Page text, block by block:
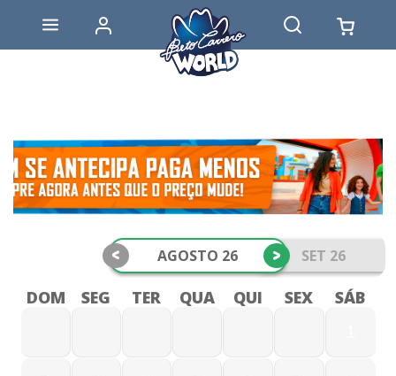
AGOSTO 26 SET 26
< >
DOM SEG TER QUA QUI SEX SÁB